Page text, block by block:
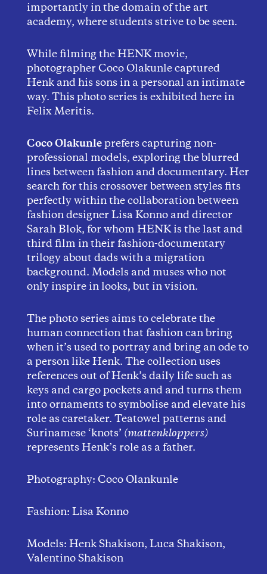
importantly in the domain of the art
academy, where students strive to be seen.
While filming the HENK movie,
photographer Coco Olakunle captured
Henk and his sons in a personal an intimate
way. This photo series is exhibited here in
Felix Meritis.
Coco Olakunle prefers capturing non-
professional models, exploring the blurred
lines between fashion and documentary. Her
search for this crossover between styles fits
perfectly within the collaboration between
fashion designer Lisa Konno and director
Sarah Blok, for whom HENK is the last and
third film in their fashion-documentary
trilogy about dads with a migration
background. Models and muses who not
only inspire in looks, but in vision.
The photo series aims to celebrate the
human connection that fashion can bring
when it’s used to portray and bring an ode to
a person like Henk. The collection uses
references out of Henk’s daily life such as
keys and cargo pockets and and turns them
into ornaments to symbolise and elevate his
role as caretaker. Teatowel patterns and
Surinamese ‘knots’ (mattenkloppers)
represents Henk’s role as a father.
Photography: Coco Olankunle
Fashion: Lisa Konno
Models: Henk Shakison, Luca Shakison,
Valentino Shakison